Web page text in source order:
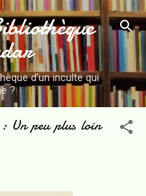
principal
d'un inculte qui
?
Un peu plus loin